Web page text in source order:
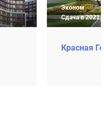
Эконом
Сдача в 2021,
Красная